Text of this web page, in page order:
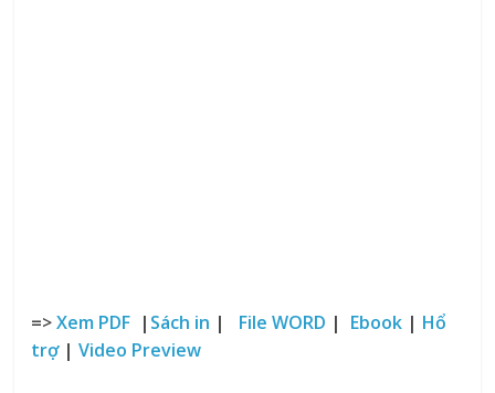
=>Xem PDF | Sách in | File WORD | Ebook | Hổ
trợ|Video Preview